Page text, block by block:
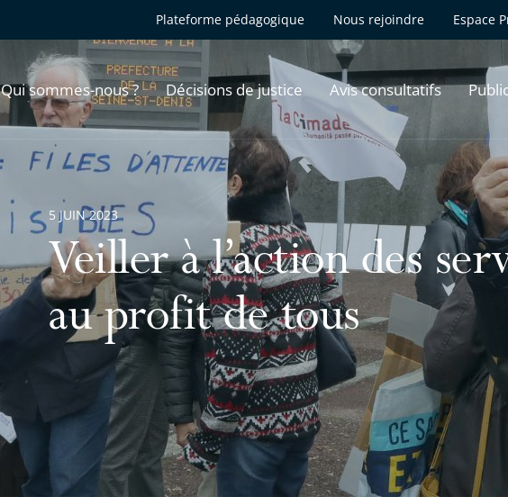
Plateforme pédagogique Nous rejoindre Espace
Qui sommes-nous ? Décisions de justice Avis consultatifs
Veiller à l’action des
au profit de tous
5 JUIN 2023